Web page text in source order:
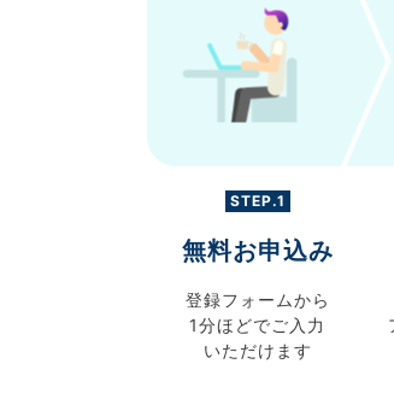
STEP.1
無料お申込み
登録フォームから
1分ほどでご入力
いただけます